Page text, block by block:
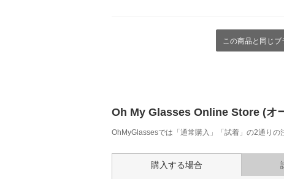
この商品と同じ
Oh My Glasses Online Store (オ
OhMyGlassesでは「通常購入」「試着」の2通りの
購入する場合